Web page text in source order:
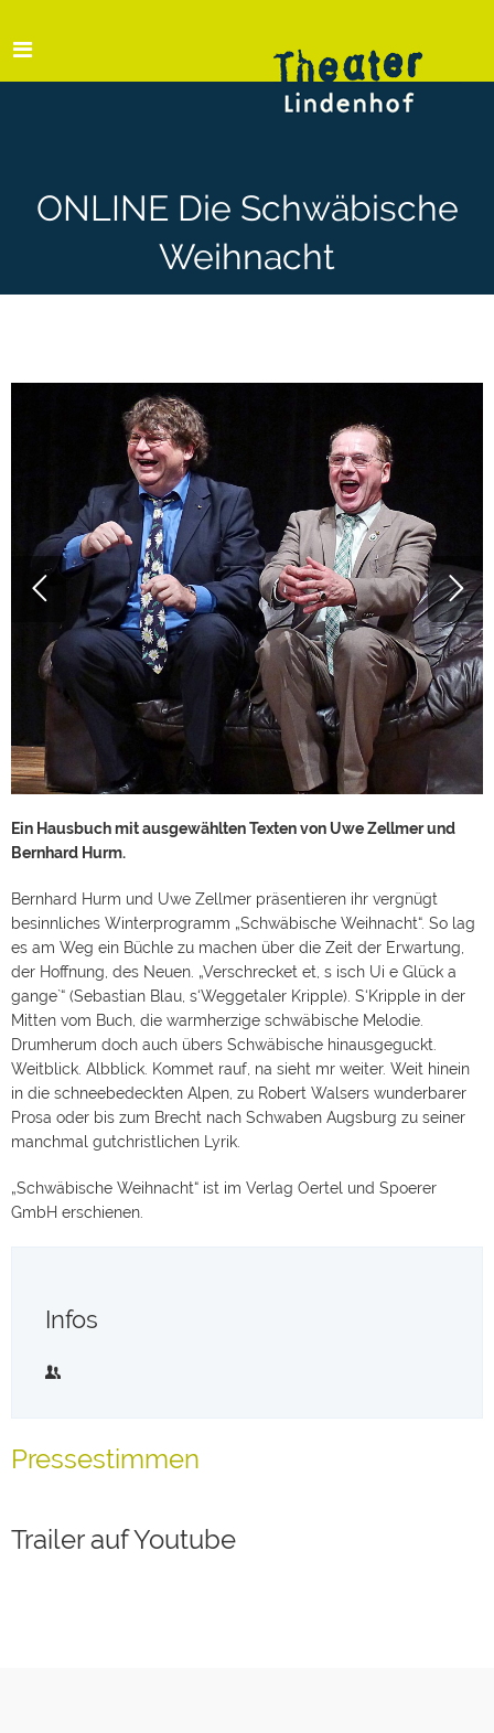
ONLINE Die Schwäbische
Weihnacht
Ein Hausbuch mit ausgewählten Texten von Uwe Zellmer und
Bernhard Hurm.
Bernhard Hurm und Uwe Zellmer präsentieren ihr vergnügt
besinnliches Winterprogramm „Schwäbische Weihnacht“. So lag
es am Weg ein Büchle zu machen über die Zeit der Erwartung,
der Hoffnung, des Neuen. „Verschrecket et, s isch Ui e Glück a
gange`“ (Sebastian Blau, s‘Weggetaler Kripple). S‘Kripple in der
Mitten vom Buch, die warmherzige schwäbische Melodie.
Drumherum doch auch übers Schwäbische hinausgeguckt.
Weitblick. Albblick. Kommet rauf, na sieht mr weiter. Weit hinein
in die schneebedeckten Alpen, zu Robert Walsers wunderbarer
Prosa oder bis zum Brecht nach Schwaben Augsburg zu seiner
manchmal gutchristlichen Lyrik.
„Schwäbische Weihnacht“ ist im Verlag Oertel und Spoerer
GmbH erschienen.
Infos
Pressestimmen
Trailer auf Youtube